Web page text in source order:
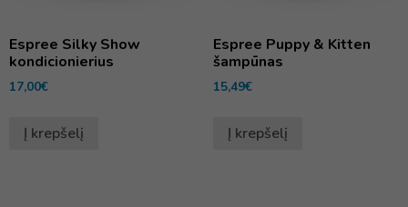
Espree Silky Show
kondicionierius
17,00€
Į krepšelį
Espree Puppy & Kitten
šampūnas
15,49€
Į krepšelį